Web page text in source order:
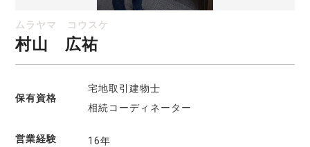
ムラヤマ コウスケ
村山 広祐
保有資格
宅地取引建物士
相続コーディネーター
営業経験 16年